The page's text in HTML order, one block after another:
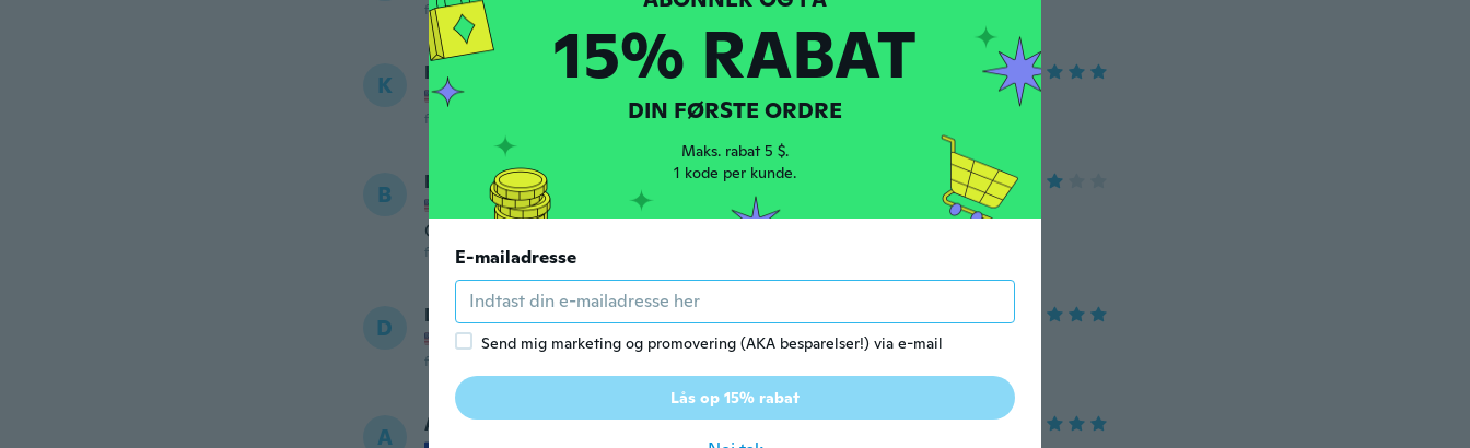
for ca. 6 år siden
K Karen
Tilmeldt 2019
for ca. 6 år siden
B Bridget
Tilmeldt 2017 · 9 anmeldelser · 4
Ordered birds, got girls & pigs.
for ca. 6 år siden
D Dawn
Tilmeldt 2015 · anmeldelser
overførsler
for ca. 6 år siden
A Adeline
15% RABAT
DIN FØRSTE ORDRE
Maks. rabat 5 $.
1 kode per kunde.
E-mailadresse
Send mig marketing og promovering (AKA besparelser!) via e-mail
Lås op 15% rabat